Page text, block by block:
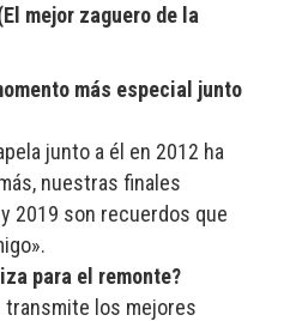
mejor zaguero de la
más especial junto
junto a él en 2012 ha
nuestras finales
2019 son recuerdos que
para el remonte?
transmite los mejores